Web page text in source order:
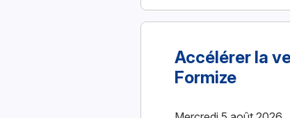
Accélérer la
Formize